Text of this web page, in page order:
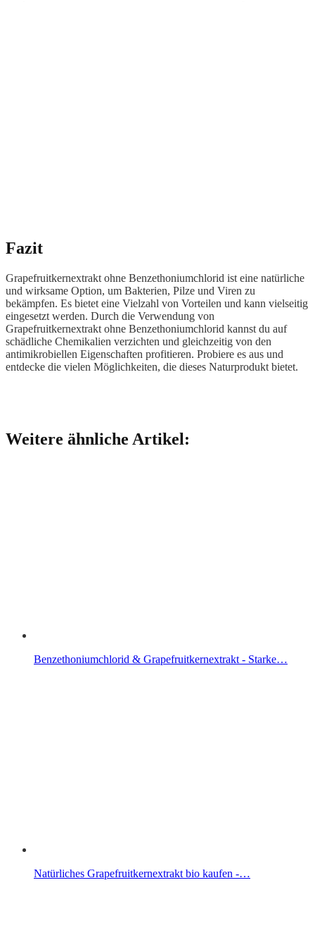
Fazit
Grapefruitkernextrakt ohne Benzethoniumchlorid ist eine natürliche
und wirksame Option, um Bakterien, Pilze und Viren zu
bekämpfen. Es bietet eine Vielzahl von Vorteilen und kann vielseitig
eingesetzt werden. Durch die Verwendung von
Grapefruitkernextrakt ohne Benzethoniumchlorid kannst du auf
schädliche Chemikalien verzichten und gleichzeitig von den
antimikrobiellen Eigenschaften profitieren. Probiere es aus und
entdecke die vielen Möglichkeiten, die dieses Naturprodukt bietet.
Weitere ähnliche Artikel:
Benzethoniumchlorid & Grapefruitkernextrakt - Starke…
Natürliches Grapefruitkernextrakt bio kaufen -…